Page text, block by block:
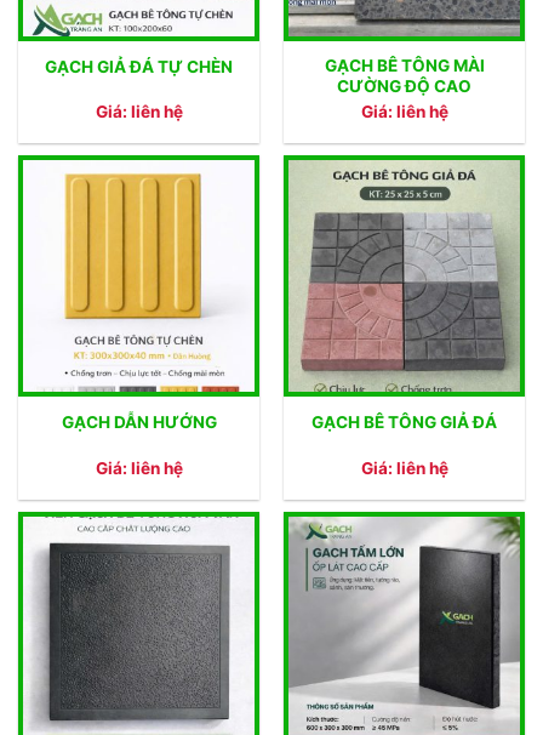
GẠCH GIẢ ĐÁ TỰ CHÈN
Giá: liên hệ
GẠCH BÊ TÔNG MÀI
CƯỜNG ĐỘ CAO
Giá: liên hệ
GẠCH DẪN HƯỚNG
Giá: liên hệ
GẠCH BÊ TÔNG GIẢ ĐÁ
Giá: liên hệ